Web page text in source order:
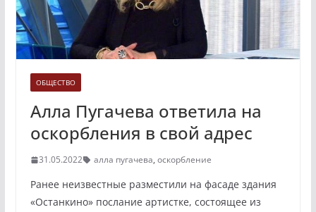
ОБЩЕСТВО
Алла Пугачева ответила на
оскорбления в свой адрес
31.05.2022 алла пугачева, оскорбление
Ранее неизвестные разместили на фасаде здания
«Останкино» послание артистке, состоящее из